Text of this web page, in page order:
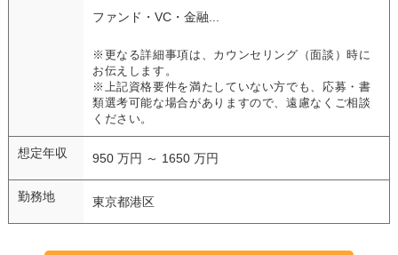
ファンド・VC・金融...
※更なる詳細事項は、カウンセリング（面談）時に
お伝えします。
※上記資格要件を満たしていない方でも、応募・書
類選考可能な場合がありますので、遠慮なくご相談
ください。
想定年収 950 万円 ～ 1650 万円
勤務地 東京都港区